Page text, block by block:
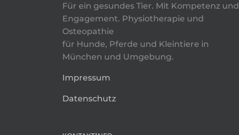
Für ein gesundes Tier. Mit Kompetenz und
Engagement. Physiotherapie und
Osteopathie
für Hunde, Pferde und Kleintiere in
München und Umgebung.
Impressum
Datenschutz